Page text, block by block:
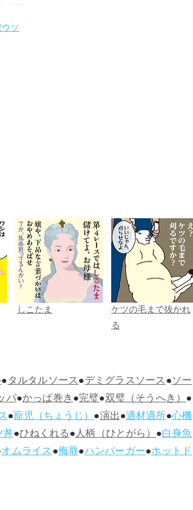
ソ
しこたま
ケツの毛まで抜かれ
る
●タルタルソース●デミグラスソース●ソー
パ●かっぱ巻き●完璧●双璧（そうへき）●
●寵児（ちょうじ）●演出●適材適所●心機
丼●ひねくれる●人柄（ひとがら）●白身魚
オムライス●侮辱●ハンバーガー●ホットド